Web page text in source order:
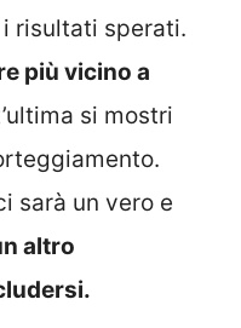
risultati sperati.
più vicino a
si mostri
sarà un vero e
altro